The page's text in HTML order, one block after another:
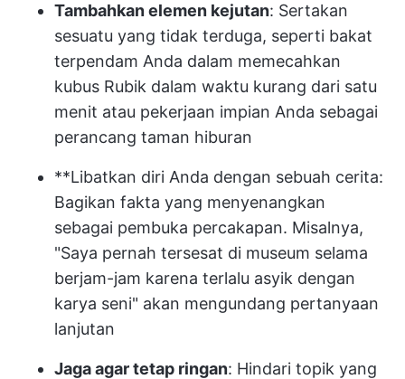
Tambahkan elemen kejutan: Sertakan
sesuatu yang tidak terduga, seperti bakat
terpendam Anda dalam memecahkan
kubus Rubik dalam waktu kurang dari satu
menit atau pekerjaan impian Anda sebagai
perancang taman hiburan
**Libatkan diri Anda dengan sebuah cerita:
Bagikan fakta yang menyenangkan
sebagai pembuka percakapan. Misalnya,
"Saya pernah tersesat di museum selama
berjam-jam karena terlalu asyik dengan
karya seni" akan mengundang pertanyaan
lanjutan
Jaga agar tetap ringan: Hindari topik yang